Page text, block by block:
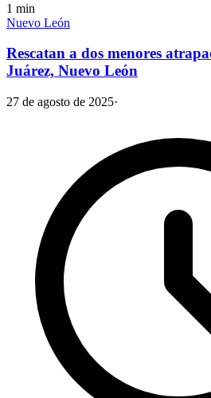
1 min
Nuevo León
Rescatan a dos menores
Juárez, Nuevo León
27 de agosto de 2025·